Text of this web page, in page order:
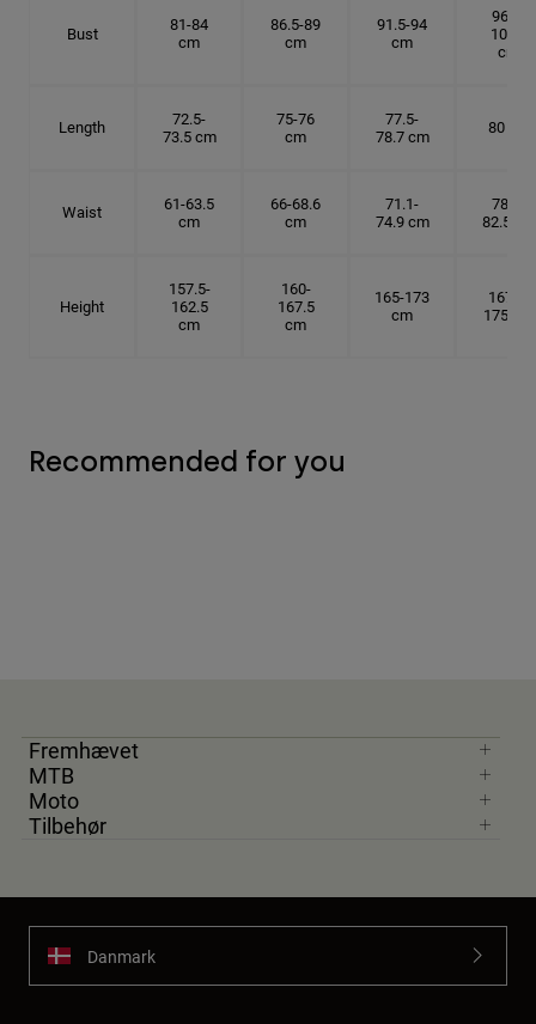
Bust
81-84
cm
86.5-89
cm
91.5-94
cm
96.5-
101.5
cm
Length
72.5-
73.5 cm
75-76
cm
77.5-
78.7 cm
80 cm
Waist
61-63.5
cm
66-68.6
cm
71.1-
74.9 cm
78.7-
82.5 cm
Height
157.5-
162.5
cm
160-
167.5
cm
165-173
cm
167.5-
175 cm
Recommended for you
Fremhævet
MTB
Moto
Tilbehør
Danmark